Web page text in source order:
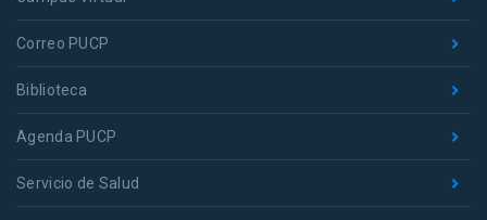
Correo PUCP
Biblioteca
Agenda PUCP
Servicio de Salud